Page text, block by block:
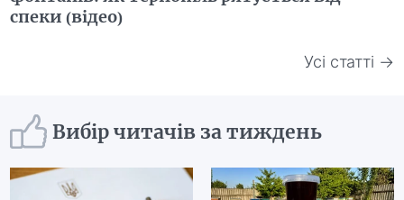
спеки (відео)
Усі статті →
Вибір читачів за тиждень